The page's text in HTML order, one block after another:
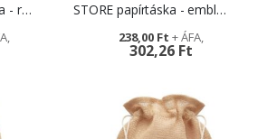
BOUTIQUE papírtáska - reklámszatyor STORE papírtáska - emblémázással
302,26 Ft
238,00 Ft